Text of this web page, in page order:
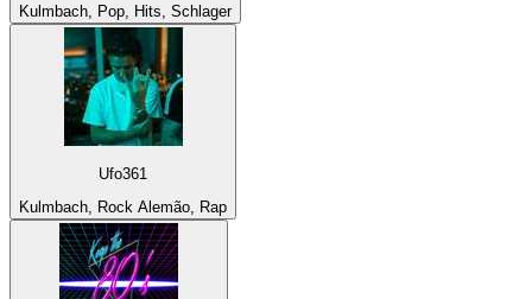
Kulmbach, Pop, Hits, Schlager
Ufo361
Kulmbach, Rock Alemão, Rap